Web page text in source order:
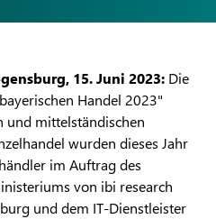
15. Juni 2023: Die
Handel 2023"
und mittelständischen
wurden dieses Jahr
im Auftrag des
von ibi research
und dem IT-Dienstleister